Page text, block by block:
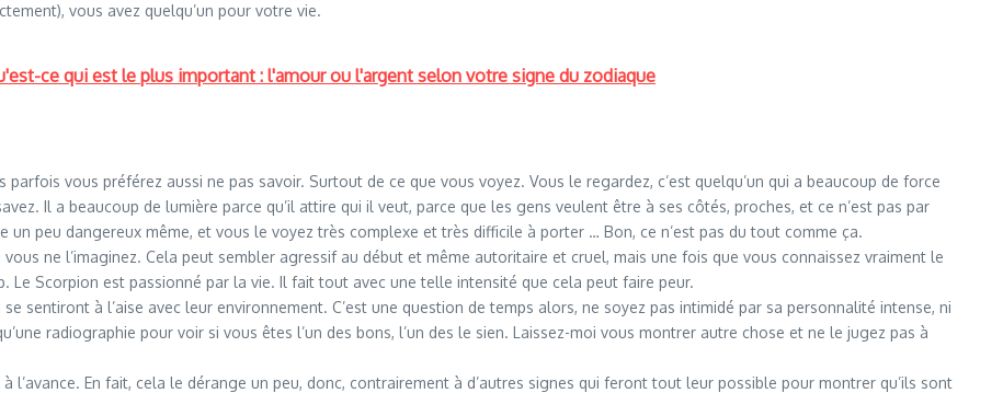
vous avez quelqu’un pour votre vie.
ce qui est le plus important : l'amour ou l'argent selon votre signe du zodiaque
vous préférez aussi ne pas savoir. Surtout de ce que vous voyez. Vous le regardez, c’est quelqu’un qui a beaucoup de force
Il a beaucoup de lumière parce qu’il attire qui il veut, parce que les gens veulent être à ses côtés, proches, et ce n’est pas par
un peu dangereux même, et vous le voyez très complexe et très difficile à porter … Bon, ce n’est pas du tout comme ça.
ne l’imaginez. Cela peut sembler agressif au début et même autoritaire et cruel, mais une fois que vous connaissez vraiment le
Le Scorpion est passionné par la vie. Il fait tout avec une telle intensité que cela peut faire peur.
sentiront à l’aise avec leur environnement. C’est une question de temps alors, ne soyez pas intimidé par sa personnalité intense, ni
radiographie pour voir si vous êtes l’un des bons, l’un des le sien. Laissez-moi vous montrer autre chose et ne le jugez pas à
l’avance. En fait, cela le dérange un peu, donc, contrairement à d’autres signes qui feront tout leur possible pour montrer qu’ils sont